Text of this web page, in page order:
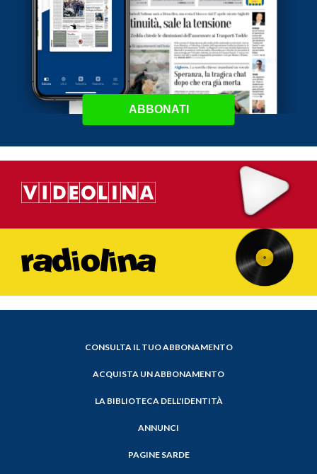
ABBONATI
CONSULTA IL TUO ABBONAMENTO
ACQUISTA UN ABBONAMENTO
LA BIBLIOTECA DELL'IDENTITÀ
ANNUNCI
PAGINE SARDE